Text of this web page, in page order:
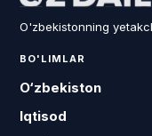
O'zbekistonning
BO'LIMLAR
O‘zbekiston
Iqtisod